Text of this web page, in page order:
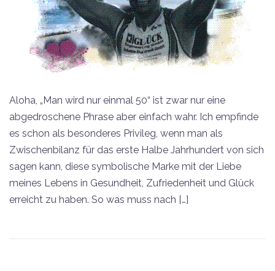
Aloha, „Man wird nur einmal 50“ ist zwar nur eine
abgedroschene Phrase aber einfach wahr. Ich empfinde
es schon als besonderes Privileg, wenn man als
Zwischenbilanz für das erste Halbe Jahrhundert von sich
sagen kann, diese symbolische Marke mit der Liebe
meines Lebens in Gesundheit, Zufriedenheit und Glück
erreicht zu haben. So was muss nach […]